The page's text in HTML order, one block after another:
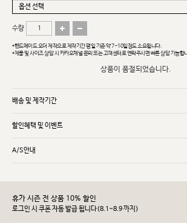
수량
*핸드메이드 오더 제작으로 제작기간 평일 기준 약 7~10일정도 소요됩니다.
*제품 및 사이즈 상담 시 카카오채널 문의 또는 고객센터로 연락주시면 빠른 상담 가능합
상품이 품절되었습니다.
배송 및 제작기간
할인혜택 및 이벤트
A/S안내
휴가 시즌 전 상품 10% 할인
로그인 시 쿠폰 자동 발급 됩니다(8.1~8.9 까지)